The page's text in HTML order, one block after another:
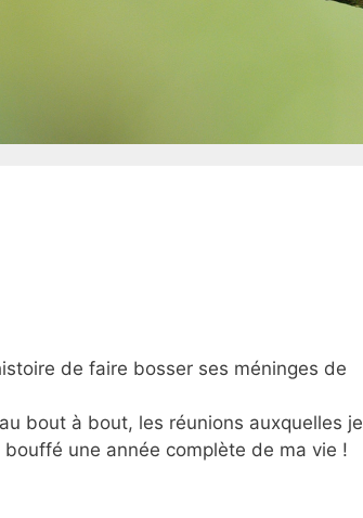
de faire bosser ses méninges de
bout à bout, les réunions auxquelles je
une année complète de ma vie !